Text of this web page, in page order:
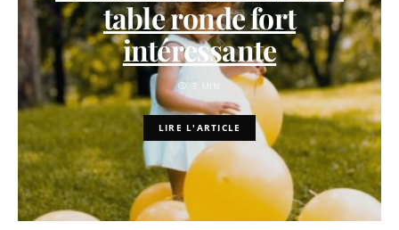
table ronde fort
intéressante
3 MIN
LIRE L'ARTICLE